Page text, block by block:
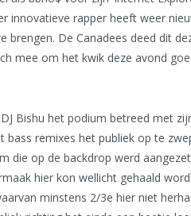
innovatieve rapper heeft weer
brengen. De Canadees deed dit
mee om het kwik deze avond
DJ Bishu het podium betreed met
bass remixes het publiek op te
die op de backdrop werd
hier kon wellicht gehaald
minstens 2/3e hier niet